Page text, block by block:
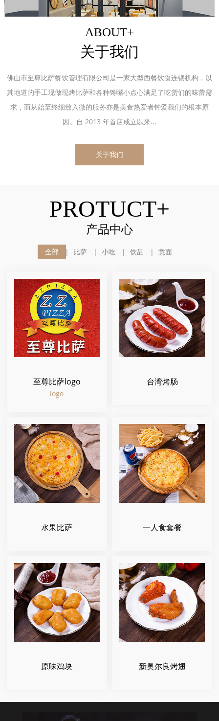
ABOUT+
关于我们
佛山市至尊比萨餐饮管理有限公司是一家大型西餐饮食连锁机构，以
其地道的手工现做现烤比萨和各种馋嘴小点心满足了吃货们的味蕾需
求，而从始至终细致入微的服务亦是美食热爱者钟爱我们的根本原
因。自 2013 年首店成立以来...
关于我们
PROTUCT+
产品中心
全部 比萨 小吃 饮品 意面
至尊比萨logo
logo
台湾烤肠
水果比萨 一人食套餐
原味鸡块 新奥尔良烤翅